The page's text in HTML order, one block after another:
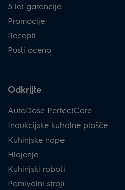
5 let garancije
Promocije
Recepti
Pusti oceno
Odkrijte
AutoDose PerfectCare
Indukcijske kuhalne plošče
Kuhinjske nape
Hlajenje
Kuhinjski roboti
Pomivalni stroji